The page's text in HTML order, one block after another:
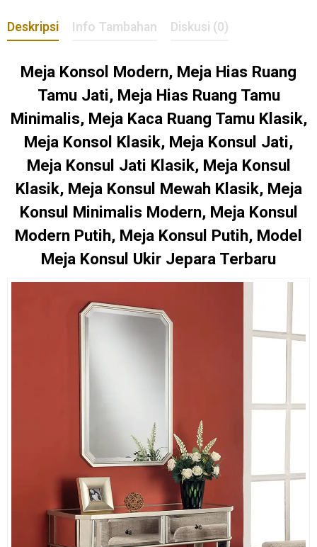
Deskripsi Info Tambahan Diskusi (0)
Meja Konsol Modern, Meja Hias Ruang
Tamu Jati, Meja Hias Ruang Tamu
Minimalis, Meja Kaca Ruang Tamu Klasik,
Meja Konsol Klasik, Meja Konsul Jati,
Meja Konsul Jati Klasik, Meja Konsul
Klasik, Meja Konsul Mewah Klasik, Meja
Konsul Minimalis Modern, Meja Konsul
Modern Putih, Meja Konsul Putih, Model
Meja Konsul Ukir Jepara Terbaru